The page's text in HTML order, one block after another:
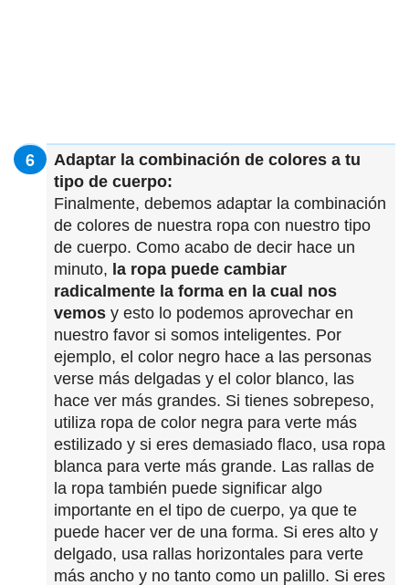
Adaptar la combinación de colores a tu
tipo de cuerpo:
Finalmente, debemos adaptar la combinación
de colores de nuestra ropa con nuestro tipo
de cuerpo. Como acabo de decir hace un
minuto, la ropa puede cambiar
radicalmente la forma en la cual nos
vemos y esto lo podemos aprovechar en
nuestro favor si somos inteligentes. Por
ejemplo, el color negro hace a las personas
verse más delgadas y el color blanco, las
hace ver más grandes. Si tienes sobrepeso,
utiliza ropa de color negra para verte más
estilizado y si eres demasiado flaco, usa ropa
blanca para verte más grande. Las rallas de
la ropa también puede significar algo
importante en el tipo de cuerpo, ya que te
puede hacer ver de una forma. Si eres alto y
delgado, usa rallas horizontales para verte
más ancho y no tanto como un palillo. Si eres